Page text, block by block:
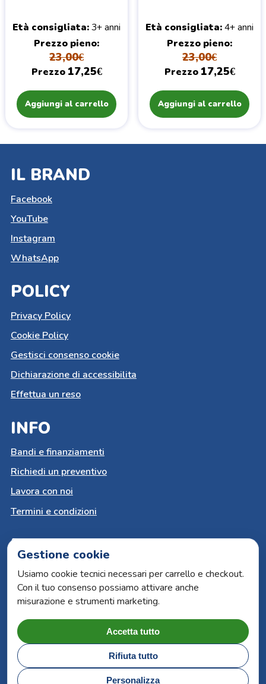
Età consigliata 3+ anni
Prezzo pieno
23,00€
Prezzo 17,25€
Aggiungi al carrello
Età consigliata 4+ anni
Prezzo pieno
23,00€
Prezzo 17,25€
Aggiungi al carrello
IL BRAND
Facebook
YouTube
Instagram
WhatsApp
POLICY
Privacy Policy
Cookie Policy
Gestisci consenso cookie
Dichiarazione di accessibilita
Effettua un reso
INFO
Bandi e finanziamenti
Richiedi un preventivo
Lavora con noi
Termini e condizioni
PAGAMENTI SICURI
Carta del docente
Paypal
Bonifico bancario
Carte di credito
ARS Book by Lucana Sistemi | P.iva 00315930776 |
Gestione cookie
Usiamo cookie tecnici necessari per carrello e checkout.
Con il tuo consenso possiamo attivare anche
misurazione e strumenti marketing.
Accetta tutto
Rifiuta tutto
Personalizza